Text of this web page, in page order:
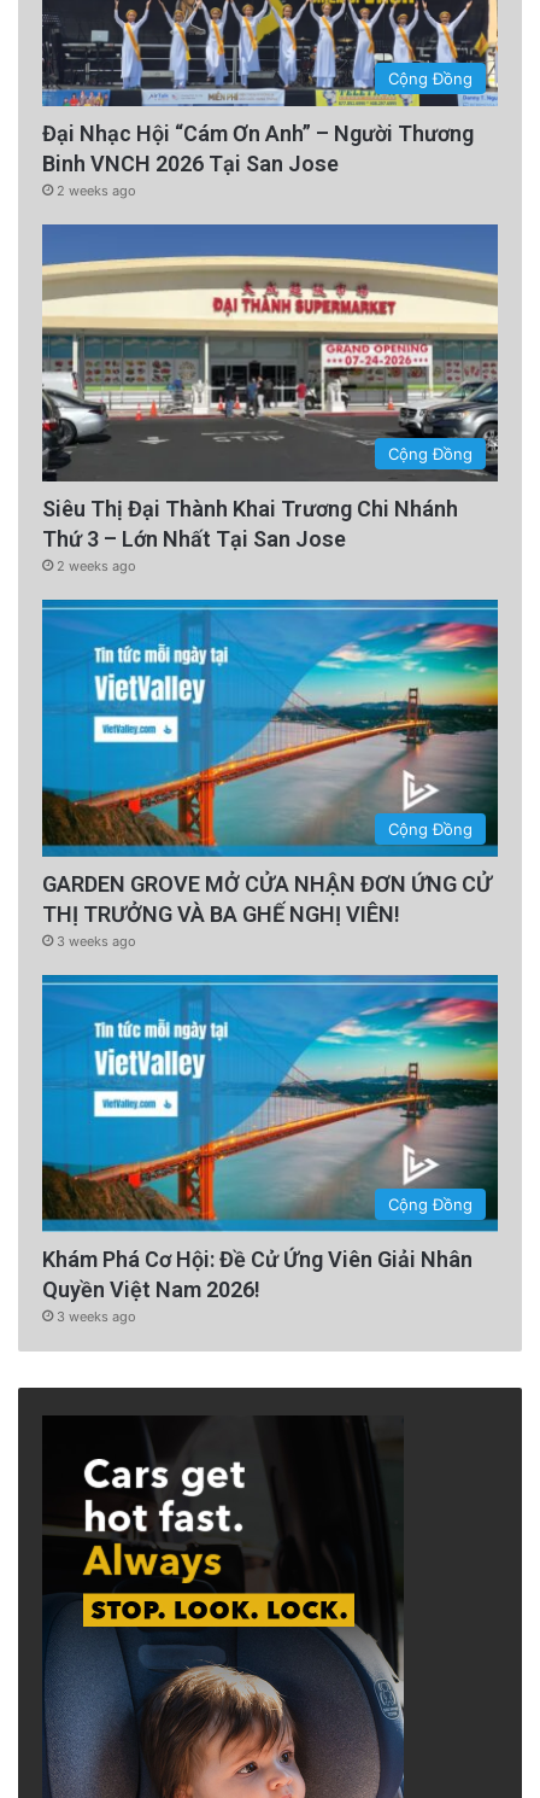
Cộng Đồng
Đại Nhạc Hội “Cám Ơn Anh” – Người Thương
Binh VNCH 2026 Tại San Jose
2 weeks ago
Cộng Đồng
Siêu Thị Đại Thành Khai Trương Chi Nhánh
Thứ 3 – Lớn Nhất Tại San Jose
2 weeks ago
Cộng Đồng
GARDEN GROVE MỞ CỬA NHẬN ĐƠN ỨNG CỬ
THỊ TRƯỞNG VÀ BA GHẾ NGHỊ VIÊN!
3 weeks ago
Cộng Đồng
Khám Phá Cơ Hội: Đề Cử Ứng Viên Giải Nhân
Quyền Việt Nam 2026!
3 weeks ago